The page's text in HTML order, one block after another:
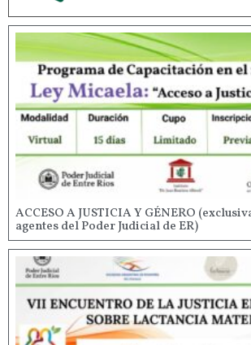
ACCESO A JUSTICIA Y GÉNERO
agentes del Poder Judicial de ER)